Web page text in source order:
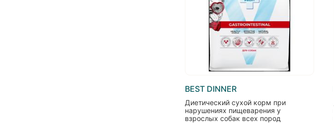
BEST DINNER
Диетический сухой корм при
нарушениях пищеварения у
взрослых собак всех пород